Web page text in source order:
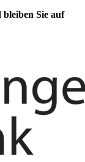
Sie auf